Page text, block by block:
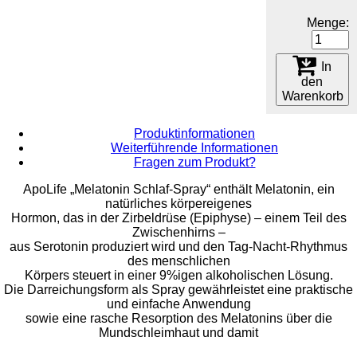
Menge:
In
den
Warenkorb
Produktinformationen
Weiterführende Informationen
Fragen zum Produkt?
ApoLife „Melatonin Schlaf-Spray“ enthält Melatonin, ein
natürliches körpereigenes
Hormon, das in der Zirbeldrüse (Epiphyse) – einem Teil des
Zwischenhirns –
aus Serotonin produziert wird und den Tag-Nacht-Rhythmus
des menschlichen
Körpers steuert in einer 9%igen alkoholischen Lösung.
Die Darreichungsform als Spray gewährleistet eine praktische
und einfache Anwendung
sowie eine rasche Resorption des Melatonins über die
Mundschleimhaut und damit